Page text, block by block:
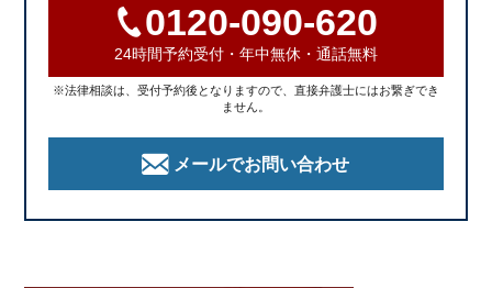
0120-090-620
24時間予約受付・年中無休・通話無料
※法律相談は、受付予約後となりますので、直接弁護士にはお繋ぎでき
ません。
メールでお問い合わせ